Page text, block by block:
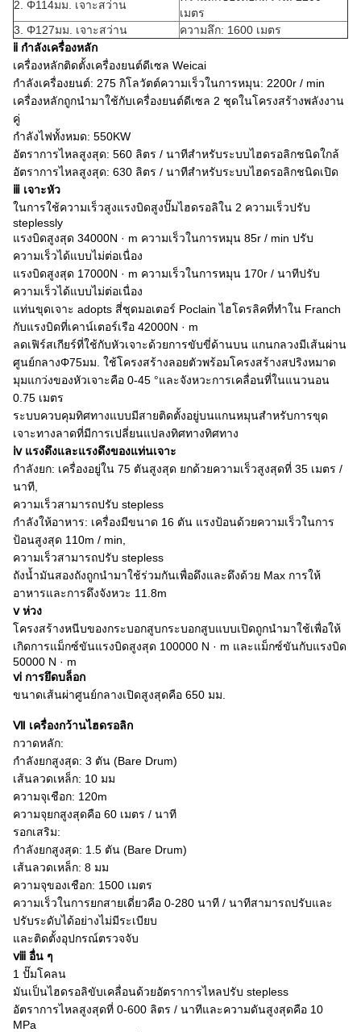
2. Φ114มม. เจาะสว่าน
เมตร
3. Φ127มม. เจาะสว่าน
ความลึก: 1600 เมตร
ⅱ กำลังเครื่องหลัก
เครื่องหลักติดตั้งเครื่องยนต์ดีเซล Weicai
กำลังเครื่องยนต์: 275 กิโลวัตต์ความเร็วในการหมุน: 2200r / min
เครื่องหลักถูกนำมาใช้กับเครื่องยนต์ดีเซล 2 ชุดในโครงสร้างพลังงาน
คู่
กำลังไฟทั้งหมด: 550KW
อัตราการไหลสูงสุด: 560 ลิตร / นาทีสำหรับระบบไฮดรอลิกชนิดใกล้
อัตราการไหลสูงสุด: 630 ลิตร / นาทีสำหรับระบบไฮดรอลิกชนิดเปิด
ⅲ เจาะหัว
ในการใช้ความเร็วสูงแรงบิดสูงปั๊มไฮดรอลิใน 2 ความเร็วปรับ
steplessly
แรงบิดสูงสุด 34000N · m ความเร็วในการหมุน 85r / min ปรับ
ความเร็วได้แบบไม่ต่อเนื่อง
แรงบิดสูงสุด 17000N · m ความเร็วในการหมุน 170r / นาทีปรับ
ความเร็วได้แบบไม่ต่อเนื่อง
แท่นขุดเจาะ adopts สี่ชุดมอเตอร์ Poclain ไฮโดรลิคที่ทำใน Franch
กับแรงบิดที่เคาน์เตอร์เรือ 42000N · m
ลดเฟิร์สเกียร์ที่ใช้กับหัวเจาะด้วยการขับขี่ด้านบน แกนกลวงมีเส้นผ่าน
ศูนย์กลางΦ75มม. ใช้โครงสร้างลอยตัวพร้อมโครงสร้างสปริงหมาด
มุมแกว่งของหัวเจาะคือ 0-45 °และจังหวะการเคลื่อนที่ในแนวนอน
0.75 เมตร
ระบบควบคุมทิศทางแบบมีสายติดตั้งอยู่บนแกนหมุนสำหรับการขุด
เจาะทางลาดที่มีการเปลี่ยนแปลงทิศทางทิศทาง
ⅳ แรงดึงและแรงดึงของแท่นเจาะ
กำลังยก: เครื่องอยู่ใน 75 ตันสูงสุด ยกด้วยความเร็วสูงสุดที่ 35 เมตร /
นาที,
ความเร็วสามารถปรับ stepless
กำลังให้อาหาร: เครื่องมีขนาด 16 ตัน แรงป้อนด้วยความเร็วในการ
ป้อนสูงสุด 110m / min,
ความเร็วสามารถปรับ stepless
ถังน้ำมันสองถังถูกนำมาใช้ร่วมกันเพื่อดึงและดึงด้วย Max การให้
อาหารและการดึงจังหวะ 11.8m
ⅴ ห่วง
โครงสร้างหนีบของกระบอกสูบกระบอกสูบแบบเปิดถูกนำมาใช้เพื่อให้
เกิดการแม็กซ์ขันแรงบิดสูงสุด 100000 N · m และแม็กซ์ขันกับแรงบิด
50000 N · m
ⅵ การยึดบล็อก
ขนาดเส้นผ่าศูนย์กลางเปิดสูงสุดคือ 650 มม.
Ⅶ เครื่องกว้านไฮดรอลิก
กวาดหลัก:
กำลังยกสูงสุด: 3 ตัน (Bare Drum)
เส้นลวดเหล็ก: 10 มม
ความจุเชือก: 120m
ความจุยกสูงสุดคือ 60 เมตร / นาที
รอกเสริม:
กำลังยกสูงสุด: 1.5 ตัน (Bare Drum)
เส้นลวดเหล็ก: 8 มม
ความจุของเชือก: 1500 เมตร
ความเร็วในการยกสายเดี่ยวคือ 0-280 นาที / นาทีสามารถปรับและ
ปรับระดับได้อย่างไม่มีระเบียบ
และติดตั้งอุปกรณ์ตรวจจับ
ⅷ อื่น ๆ
1 ปั๊มโคลน
มันเป็นไฮดรอลิขับเคลื่อนด้วยอัตราการไหลปรับ stepless
อัตราการไหลสูงสุดที่ 0-600 ลิตร / นาทีและความดันสูงสุดคือ 10
MPa